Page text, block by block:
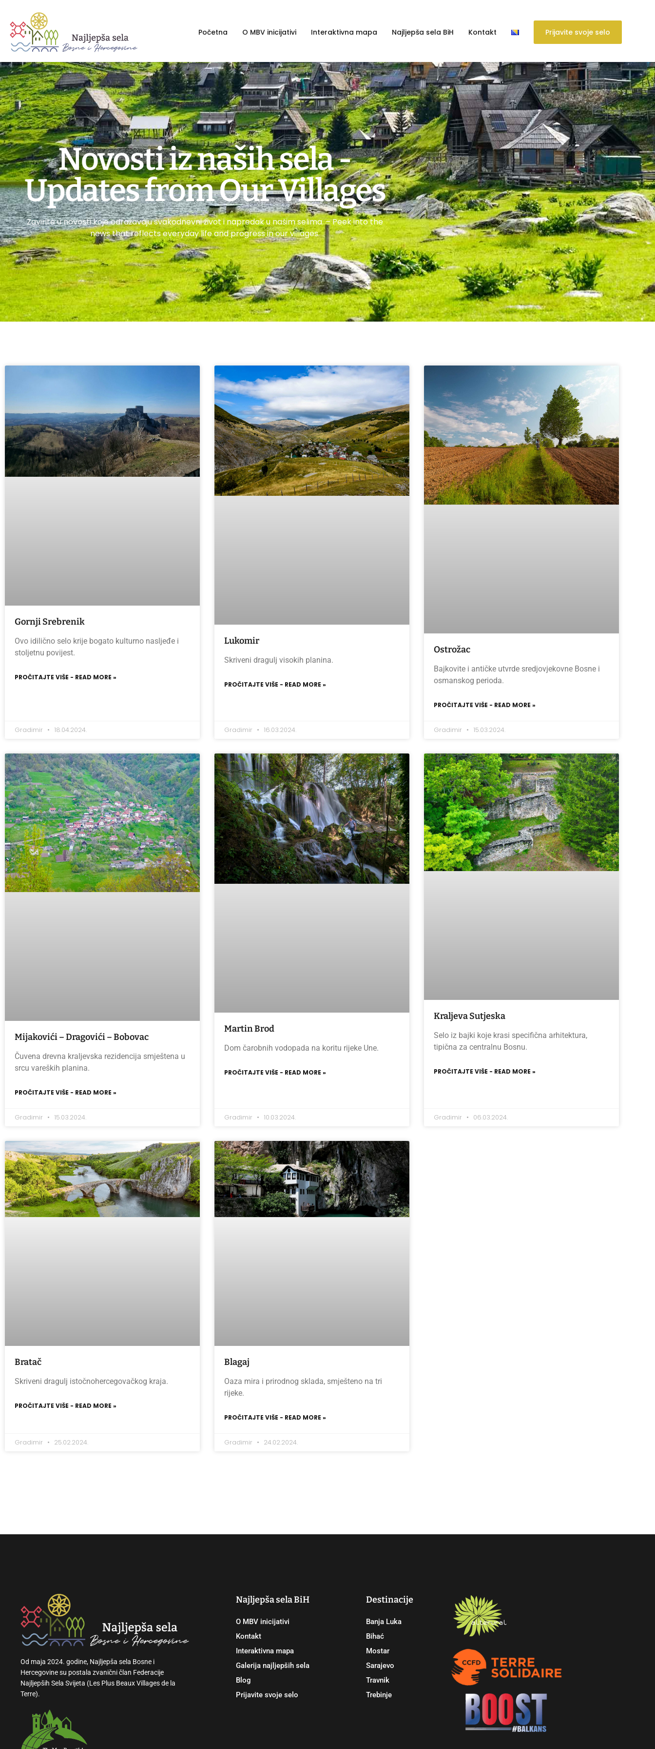
Početna O MBV inicijativi Interaktivna mapa Najljepša sela BiH Kontakt Prijavite svoje selo
Novosti iz naših sela -
Updates from Our Villages
Zavirite u novosti koje odražavaju svakodnevni život i napredak u našim selima. – Peek into the
news that reflects everyday life and progress in our villages.
Gornji Srebrenik
Ovo idilično selo krije bogato kulturno nasljeđe i
stoljetnu povijest.
PROČITAJTE VIŠE - READ MORE »
Gradimir 18.04.2024.
Lukomir
Skriveni dragulj visokih planina.
PROČITAJTE VIŠE - READ MORE »
Gradimir 16.03.2024.
Ostrožac
Bajkovite i antičke utvrde sredjovjekovne Bosne i
osmanskog perioda.
PROČITAJTE VIŠE - READ MORE »
Gradimir 15.03.2024.
Mijakovići – Dragovići – Bobovac
Čuvena drevna kraljevska rezidencija smještena u
srcu vareških planina.
PROČITAJTE VIŠE - READ MORE »
Gradimir 15.03.2024.
Martin Brod
Dom čarobnih vodopada na koritu rijeke Une.
PROČITAJTE VIŠE - READ MORE »
Gradimir 10.03.2024.
Kraljeva Sutjeska
Selo iz bajki koje krasi specifična arhitektura,
tipična za centralnu Bosnu.
PROČITAJTE VIŠE - READ MORE »
Gradimir 06.03.2024.
Bratač
Skriveni dragulj istočnohercegovačkog kraja.
PROČITAJTE VIŠE - READ MORE »
Gradimir 25.02.2024.
Blagaj
Oaza mira i prirodnog sklada, smješteno na tri
rijeke.
PROČITAJTE VIŠE - READ MORE »
Gradimir 24.02.2024.
Od maja 2024. godine, Najljepša sela Bosne i
Hercegovine su postala zvanični član Federacije
Najljepših Sela Svijeta (Les Plus Beaux Villages de la
Terre).
Najljepša sela BiH
O MBV inicijativi
Kontakt
Interaktivna mapa
Galerija najljepših sela
Blog
Prijavite svoje selo
Destinacije
Banja Luka
Bihać
Mostar
Sarajevo
Travnik
Trebinje